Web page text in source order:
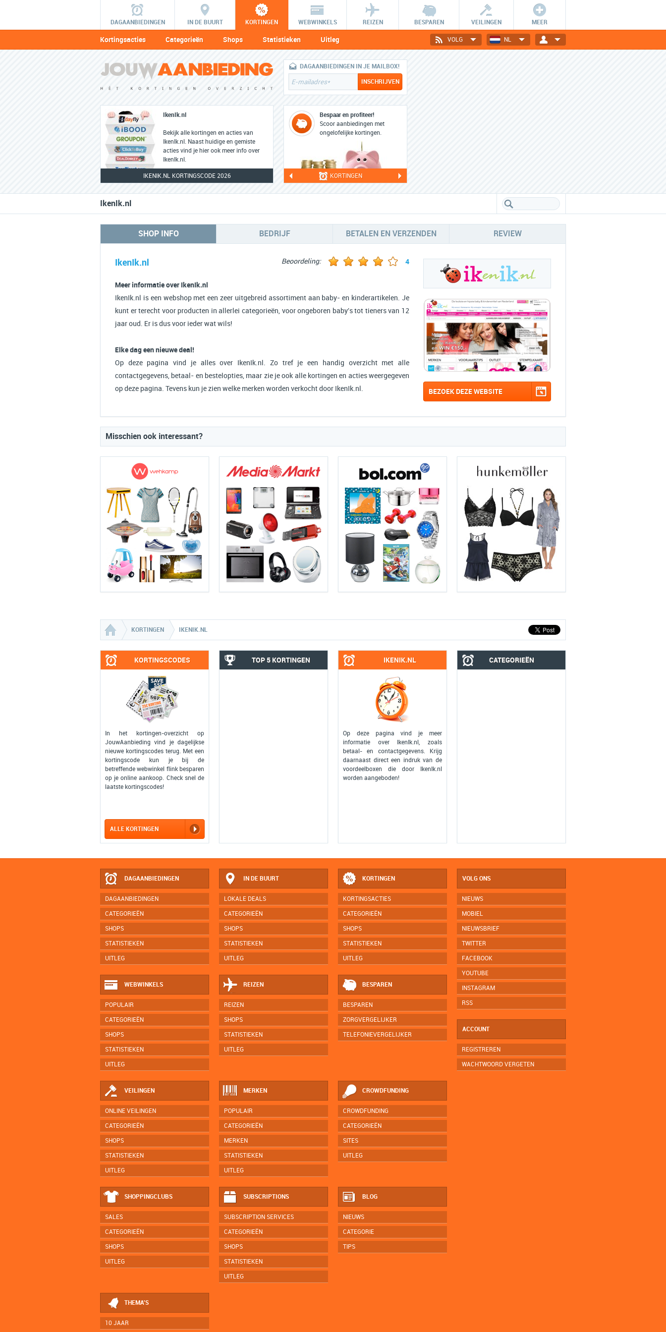
DAGAANBIEDINGEN IN DE BUURT KORTINGEN WEBWINKELS REIZEN BESPAREN VEILINGEN MEER
Kortingsacties Categorieën Shops Statistieken Uitleg NL
VOLG
IkenIk.nl
Bekijk alle kortingen en acties van
IkenIk.nl. Naast huidige en gemiste
acties vind je hier ook meer info over
IkenIk.nl.
IKENIK.NL KORTINGSCODE 2026
DAGAANBIEDINGEN IN JE MAILBOX!
Bespaar en profiteer!
Scoor aanbiedingen met
ongelofelijke kortingen.
KORTINGEN
IkenIk.nl
SHOP INFO BEDRIJF BETALEN EN VERZENDEN REVIEW
IkenIk.nl Beoordeling: 4
Meer informatie over IkenIk.nl
IkenIk.nl is een webshop met een zeer uitgebreid assortiment aan baby- en kinderartikelen. Je
kunt er terecht voor producten in allerlei categorieën, voor ongeboren baby's tot tieners van 12
jaar oud. Er is dus voor ieder wat wils!
Elke dag een nieuwe deal!
Op deze pagina vind je alles over IkenIk.nl. Zo tref je een handig overzicht met alle
contactgegevens, betaal- en bestelopties, maar zie je ook alle kortingen en acties weergegeven
op deze pagina. Tevens kun je zien welke merken worden verkocht door IkenIk.nl.
BEZOEK DEZE WEBSITE
Misschien ook interessant?
KORTINGEN IKENIK.NL
KORTINGSCODES
In het kortingen-overzicht op
JouwAanbieding vind je dagelijkse
nieuwe kortingscodes terug. Met een
kortingscode kun je bij de
betreffende webwinkel flink besparen
op je online aankoop. Check snel de
laatste kortingscodes!
ALLE KORTINGEN
TOP 5 KORTINGEN IKENIK.NL
Op deze pagina vind je meer
informatie over IkenIk.nl, zoals
betaal- en contactgegevens. Krijg
daarnaast direct een indruk van de
voordeelboxen die door IkenIk.nl
worden aangeboden!
CATEGORIEËN
DAGAANBIEDINGEN
DAGAANBIEDINGEN
CATEGORIEËN
SHOPS
STATISTIEKEN
UITLEG
IN DE BUURT
LOKALE DEALS
CATEGORIEËN
SHOPS
STATISTIEKEN
UITLEG
KORTINGEN
KORTINGSACTIES
CATEGORIEËN
SHOPS
STATISTIEKEN
UITLEG
WEBWINKELS
POPULAIR
CATEGORIEËN
SHOPS
STATISTIEKEN
UITLEG
REIZEN
REIZEN
SHOPS
STATISTIEKEN
UITLEG
BESPAREN
BESPAREN
ZORGVERGELIJKER
TELEFONIEVERGELIJKER
VEILINGEN
ONLINE VEILINGEN
CATEGORIEËN
SHOPS
STATISTIEKEN
UITLEG
MERKEN
POPULAIR
CATEGORIEËN
MERKEN
STATISTIEKEN
UITLEG
CROWDFUNDING
CROWDFUNDING
CATEGORIEËN
SITES
UITLEG
SHOPPINGCLUBS
SALES
CATEGORIEËN
SHOPS
UITLEG
SUBSCRIPTIONS
SUBSCRIPTION SERVICES
CATEGORIEËN
SHOPS
STATISTIEKEN
UITLEG
BLOG
NIEUWS
CATEGORIE
TIPS
THEMA'S
10 JAAR
VOLG ONS
NIEUWS
MOBIEL
NIEUWSBRIEF
TWITTER
FACEBOOK
YOUTUBE
INSTAGRAM
RSS
ACCOUNT
REGISTREREN
WACHTWOORD VERGETEN